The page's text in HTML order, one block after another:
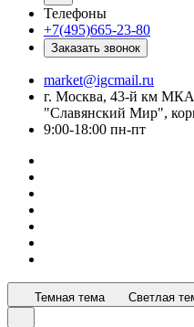
Телефоны
+7(495)665-23-80
Заказать звонок
market@igcmail.ru
г. Москва, 43-й км
"Славянский Мир",
9:00-18:00 пн-пт
Темная тема Светлая